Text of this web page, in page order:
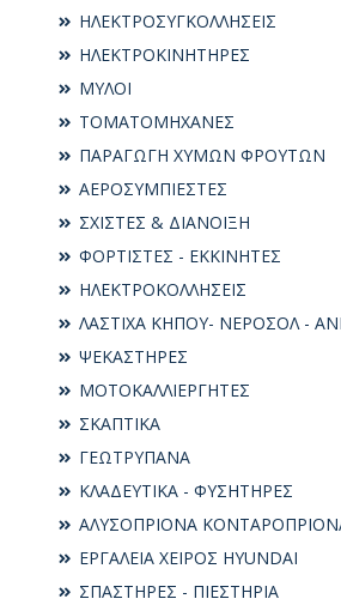
ΗΛΕΚΤΡΟΣΥΓKΟΛΛΗΣΕΙΣ
ΗΛΕΚΤΡΟΚΙΝΗΤΗΡΕΣ
ΜΥΛΟΙ
ΤΟΜΑΤΟΜΗΧΑΝΕΣ
ΠΑΡΑΓΩΓΗ ΧΥΜΩΝ ΦΡΟΥΤΩΝ
ΑΕΡΟΣΥΜΠΙΕΣΤΕΣ
ΣΧΙΣΤΕΣ & ΔΙΑΝΟΙΞΗ
ΦΟΡΤΙΣΤΕΣ - ΕΚΚΙΝΗΤΕΣ
ΗΛΕΚΤΡΟΚΟΛΛΗΣΕΙΣ
ΛΑΣΤΙΧΑ ΚΗΠΟΥ- ΝΕΡΟΣΟΛ -
ΨΕΚΑΣΤΗΡΕΣ
ΜΟΤΟΚΑΛΛΙΕΡΓΗΤΕΣ
ΣΚΑΠΤΙΚΑ
ΓΕΩΤΡΥΠΑΝΑ
ΚΛΑΔΕΥΤΙΚΑ - ΦΥΣΗΤΗΡΕΣ
ΑΛΥΣΟΠΡΙΟΝΑ
ΕΡΓΑΛΕΙΑ ΧΕΙΡΟΣ HYUNDAI
ΣΠΑΣΤΗΡΕΣ - ΠΙΕΣΤΗΡΙΑ